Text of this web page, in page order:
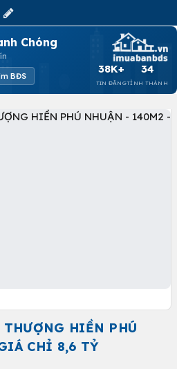
Chóng
BĐS
38K+
TIN ĐĂNG
34
TỈNH THÀNH
THƯỢNG HIỀN PHÚ
CHỈ 8,6 TỶ